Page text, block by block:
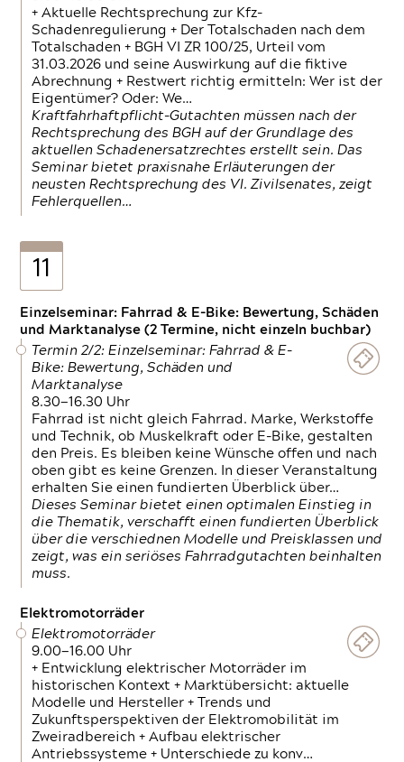
+ Aktuelle Rechtsprechung zur Kfz-
Schadenregulierung + Der Totalschaden nach dem
Totalschaden + BGH VI ZR 100/25, Urteil vom
31.03.2026 und seine Auswirkung auf die fiktive
Abrechnung + Restwert richtig ermitteln: Wer ist der
Eigentümer? Oder: We…
Kraftfahrhaftpflicht-Gutachten müssen nach der
Rechtsprechung des BGH auf der Grundlage des
aktuellen Schadenersatzrechtes erstellt sein. Das
Seminar bietet praxisnahe Erläuterungen der
neusten Rechtsprechung des VI. Zivilsenates, zeigt
Fehlerquellen…
11
Einzelseminar: Fahrrad & E-Bike: Bewertung, Schäden
und Marktanalyse (2 Termine, nicht einzeln buchbar)
Termin 2/2: Einzelseminar: Fahrrad & E-
Bike: Bewertung, Schäden und
Marktanalyse
8.30—16.30 Uhr
Fahrrad ist nicht gleich Fahrrad. Marke, Werkstoffe
und Technik, ob Muskelkraft oder E-Bike, gestalten
den Preis. Es bleiben keine Wünsche offen und nach
oben gibt es keine Grenzen. In dieser Veranstaltung
erhalten Sie einen fundierten Überblick über…
Dieses Seminar bietet einen optimalen Einstieg in
die Thematik, verschafft einen fundierten Überblick
über die verschiednen Modelle und Preisklassen und
zeigt, was ein seriöses Fahrradgutachten beinhalten
muss.
Elektromotorräder
Elektromotorräder
9.00—16.00 Uhr
+ Entwicklung elektrischer Motorräder im
historischen Kontext + Marktübersicht: aktuelle
Modelle und Hersteller + Trends und
Zukunftsperspektiven der Elektromobilität im
Zweiradbereich + Aufbau elektrischer
Antriebssysteme + Unterschiede zu konv…